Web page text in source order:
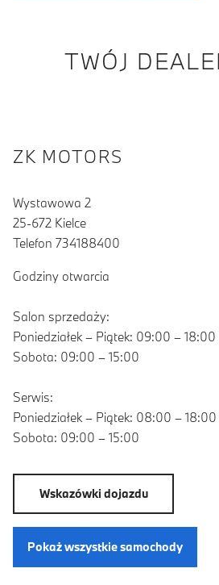
TWÓJ
ZK MOTORS
Wystawowa 2
25-672 Kielce
Telefon 734188400
Godziny otwarcia
Salon sprzedaży:
Poniedziałek – Piątek: 09:00 – 18:00
Sobota: 09:00 – 15:00
Serwis:
Poniedziałek – Piątek: 08:00 – 18:00
Sobota: 09:00 – 15:00
Wskazówki dojazdu
Pokaż wszystkie samochody